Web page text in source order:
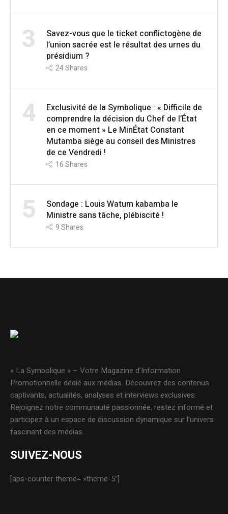
3
Savez-vous que le ticket conflictogène de
l’union sacrée est le résultat des urnes du
présidium ?
24Shares
4
Exclusivité de la Symbolique : « Difficile de
comprendre la décision du Chef de l’État
en ce moment » Le MinÉtat Constant
Mutamba siège au conseil des Ministres
de ce Vendredi !
16Shares
5
Sondage : Louis Watum kabamba le
Ministre sans tâche, plébiscité !
9Shares
« La Symbolique » – Votre Magazine d’Information
Promotionnelle dédié aux médias. Découvrez des contenus
captivants, actualités, analyses et interviews exclusives.
Rejoignez notre communauté passionnée, restez informé et
participez à un espace de discussion dynamique sur l’univers
fascinant des médias.
SUIVEZ-NOUS
[aps-counter theme= »theme-5″]